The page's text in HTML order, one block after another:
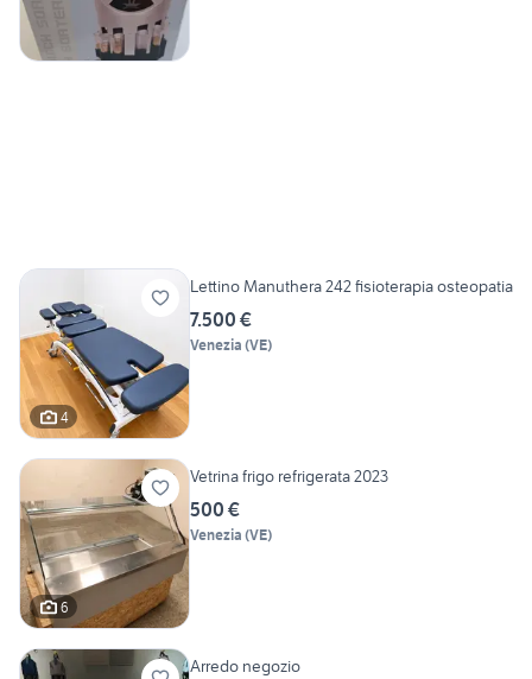
4
Lettino Manuthera 242 fisioterapia osteopatia
7.500 €
Venezia (VE)
6
Vetrina frigo refrigerata 2023
500 €
Venezia (VE)
Arredo negozio